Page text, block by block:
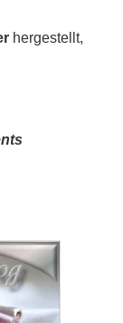
hergestellt,